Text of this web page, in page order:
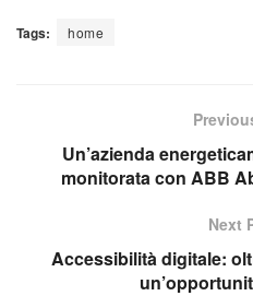
Tags: home
Un’azienda
monitorata con ABB
Next
Accessibilità digitale: